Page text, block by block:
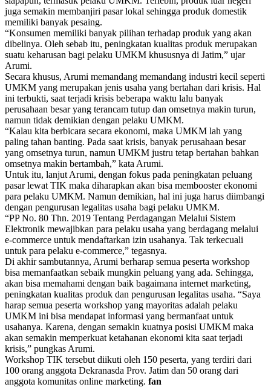
juga semakin membanjiri pasar lokal sehingga produk domestik
memiliki banyak pesaing.
“Konsumen memiliki banyak pilihan terhadap produk yang akan
dibelinya. Oleh sebab itu, peningkatan kualitas produk merupakan
suatu keharusan bagi pelaku UMKM khususnya di Jatim,” ujar
Arumi.
Secara khusus, Arumi memandang memandang industri kecil seperti
UMKM yang merupakan jenis usaha yang bertahan dari krisis. Hal
ini terbukti, saat terjadi krisis beberapa waktu lalu banyak
perusahaan besar yang terancam tutup dan omsetnya makin turun,
namun tidak demikian dengan pelaku UMKM.
“Kalau kita berbicara secara ekonomi, maka UMKM lah yang
paling tahan banting. Pada saat krisis, banyak perusahaan besar
yang omsetnya turun, namun UMKM justru tetap bertahan bahkan
omsetnya makin bertambah,” kata Arumi.
Untuk itu, lanjut Arumi, dengan fokus pada peningkatan peluang
pasar lewat TIK maka diharapkan akan bisa membooster ekonomi
para pelaku UMKM. Namun demikian, hal ini juga harus diimbangi
dengan pengurusan legalitas usaha bagi pelaku UMKM.
“PP No. 80 Thn. 2019 Tentang Perdagangan Melalui Sistem
Elektronik mewajibkan para pelaku usaha yang berdagang melalui
e-commerce untuk mendaftarkan izin usahanya. Tak terkecuali
untuk para pelaku e-commerce,” tegasnya.
Di akhir sambutannya, Arumi berharap semua peserta workshop
bisa memanfaatkan sebaik mungkin peluang yang ada. Sehingga,
akan bisa memahami dengan baik bagaimana internet marketing,
peningkatan kualitas produk dan pengurusan legalitas usaha. “Saya
harap semua peserta workshop yang mayoritas adalah pelaku
UMKM ini bisa mendapat informasi yang bermanfaat untuk
usahanya. Karena, dengan semakin kuatnya posisi UMKM maka
akan semakin memperkuat ketahanan ekonomi kita saat terjadi
krisis,” pungkas Arumi.
Workshop TIK tersebut diikuti oleh 150 peserta, yang terdiri dari
100 orang anggota Dekranasda Prov. Jatim dan 50 orang dari
anggota komunitas online marketing. fan